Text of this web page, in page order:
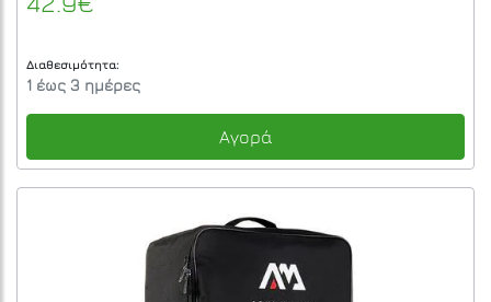
Διαθεσιμότητα:
1 έως 3 ημέρες
Αγορά